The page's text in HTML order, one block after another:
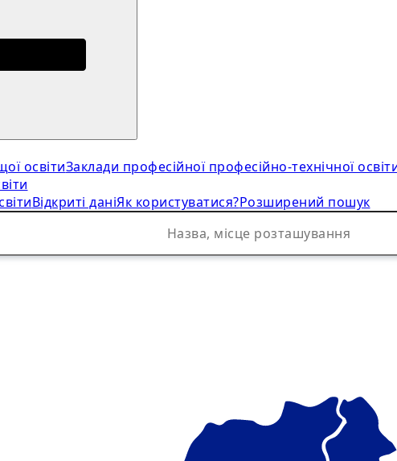
освітиЗаклади професійної професійно-технічної
Відкриті даніЯк користуватися?Розширений пошук